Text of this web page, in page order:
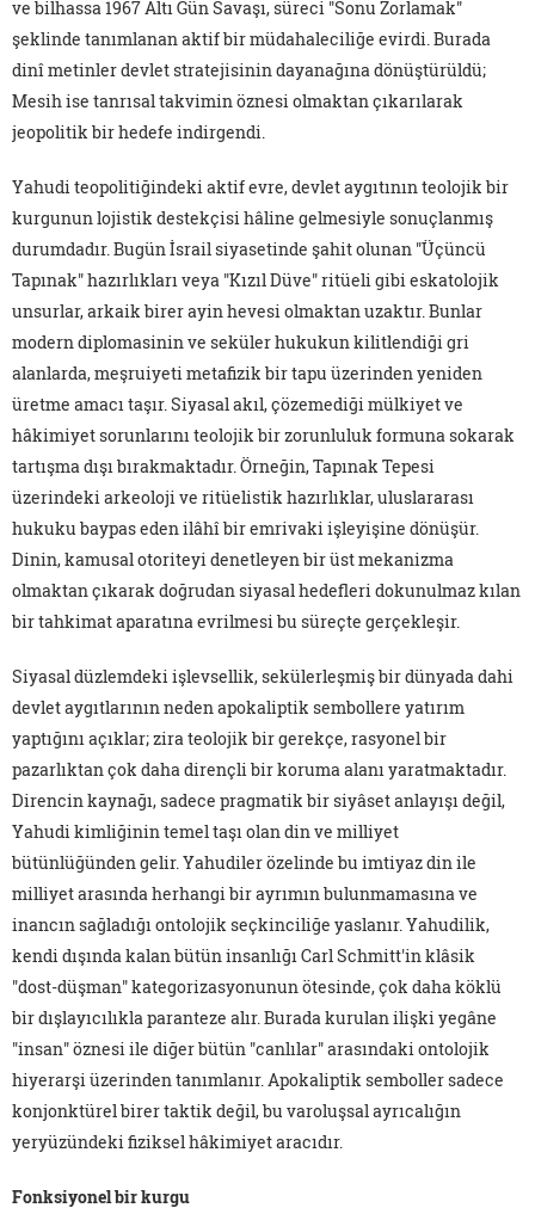
ve bilhassa 1967 Altı Gün Savaşı, süreci "Sonu Zorlamak"
şeklinde tanımlanan aktif bir müdahaleciliğe evirdi. Burada
dinî metinler devlet stratejisinin dayanağına dönüştürüldü;
Mesih ise tanrısal takvimin öznesi olmaktan çıkarılarak
jeopolitik bir hedefe indirgendi.
Yahudi teopolitiğindeki aktif evre, devlet aygıtının teolojik bir
kurgunun lojistik destekçisi hâline gelmesiyle sonuçlanmış
durumdadır. Bugün İsrail siyasetinde şahit olunan "Üçüncü
Tapınak" hazırlıkları veya "Kızıl Düve" ritüeli gibi eskatolojik
unsurlar, arkaik birer ayin hevesi olmaktan uzaktır. Bunlar
modern diplomasinin ve seküler hukukun kilitlendiği gri
alanlarda, meşruiyeti metafizik bir tapu üzerinden yeniden
üretme amacı taşır. Siyasal akıl, çözemediği mülkiyet ve
hâkimiyet sorunlarını teolojik bir zorunluluk formuna sokarak
tartışma dışı bırakmaktadır. Örneğin, Tapınak Tepesi
üzerindeki arkeoloji ve ritüelistik hazırlıklar, uluslararası
hukuku baypas eden ilâhî bir emrivaki işleyişine dönüşür.
Dinin, kamusal otoriteyi denetleyen bir üst mekanizma
olmaktan çıkarak doğrudan siyasal hedefleri dokunulmaz kılan
bir tahkimat aparatına evrilmesi bu süreçte gerçekleşir.
Siyasal düzlemdeki işlevsellik, sekülerleşmiş bir dünyada dahi
devlet aygıtlarının neden apokaliptik sembollere yatırım
yaptığını açıklar; zira teolojik bir gerekçe, rasyonel bir
pazarlıktan çok daha dirençli bir koruma alanı yaratmaktadır.
Direncin kaynağı, sadece pragmatik bir siyâset anlayışı değil,
Yahudi kimliğinin temel taşı olan din ve milliyet
bütünlüğünden gelir. Yahudiler özelinde bu imtiyaz din ile
milliyet arasında herhangi bir ayrımın bulunmamasına ve
inancın sağladığı ontolojik seçkinciliğe yaslanır. Yahudilik,
kendi dışında kalan bütün insanlığı Carl Schmitt'in klâsik
"dost-düşman" kategorizasyonunun ötesinde, çok daha köklü
bir dışlayıcılıkla paranteze alır. Burada kurulan ilişki yegâne
"insan" öznesi ile diğer bütün "canlılar" arasındaki ontolojik
hiyerarşi üzerinden tanımlanır. Apokaliptik semboller sadece
konjonktürel birer taktik değil, bu varoluşsal ayrıcalığın
yeryüzündeki fiziksel hâkimiyet aracıdır.
Fonksiyonel bir kurgu